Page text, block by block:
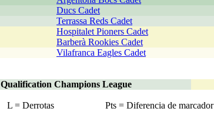
Ducs Cadet
Terrassa Reds Cadet
Hospitalet Pioners Cadet
Barberà Rookies Cadet
Vilafranca Eagles Cadet
Qualification Champions League
L = Derrotas Pts = Diferencia de marcador